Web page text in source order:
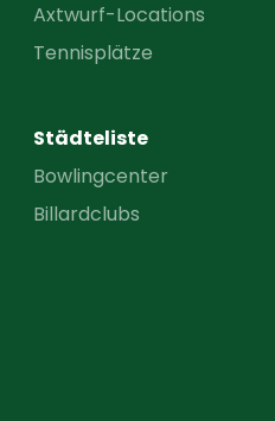
Axtwurf-Locations
Tennisplätze
Städteliste
Bowlingcenter
Billardclubs